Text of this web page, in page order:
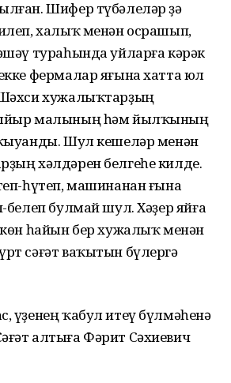
Шифер түбәлеләр ҙә
халыҡ менән осрашып,
тураһында уйларға кәрәк
фермалар яғына хатта юл
хужалыҡтарҙың
малының һәм йылҡының
Шул кешеләр менән
хәлдәрен белгеһе килде.
һүтеп, машинанан ғына
белеп булмай шул. Хәҙер яйға
һайын бер хужалыҡ менән
сәғәт ваҡытын бүлергә
үҙенең ҡабул итеү бүлмәһенә
алтыға Фәрит Сәхиевич